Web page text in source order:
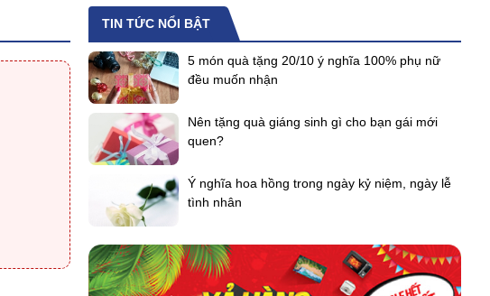
TIN TỨC NỔI BẬT
5 món quà tặng 20/10 ý nghĩa 100% phụ nữ
đều muốn nhận
Nên tặng quà giáng sinh gì cho bạn gái mới
quen?
Ý nghĩa hoa hồng trong ngày kỷ niệm, ngày lễ
tình nhân